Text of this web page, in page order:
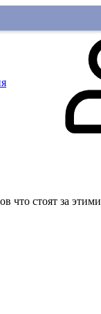
что стоят за этими